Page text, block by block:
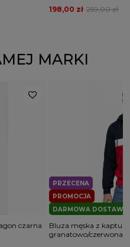
259,00 zł
198,00 zł
MARKI
czarna
PROMOCJA
PRZECENA
DARMOWA DOSTAWA
Bluza męska z
granatowo/czerwona